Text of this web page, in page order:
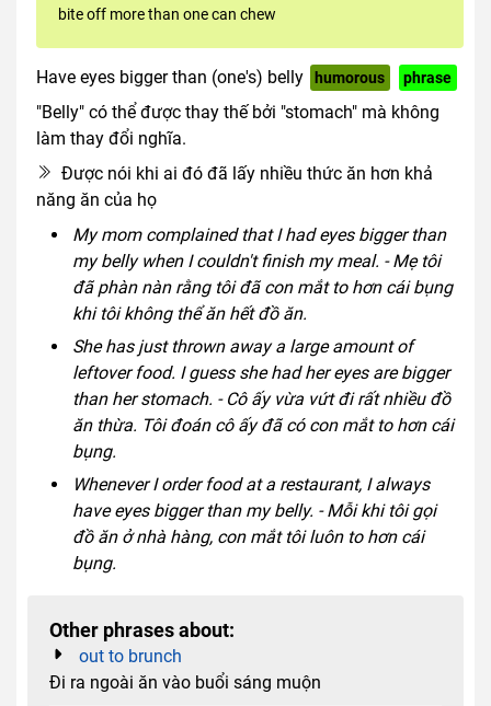
bite off more than one can chew
Have eyes bigger than (one's) belly humorous phrase
"Belly" có thể được thay thế bởi "stomach" mà không
làm thay đổi nghĩa.
Được nói khi ai đó đã lấy nhiều thức ăn hơn khả
năng ăn của họ
My mom complained that I had eyes bigger than
my belly when I couldn't finish my meal. - Mẹ tôi
đã phàn nàn rằng tôi đã con mắt to hơn cái bụng
khi tôi không thể ăn hết đồ ăn.
She has just thrown away a large amount of
leftover food. I guess she had her eyes are bigger
than her stomach. - Cô ấy vừa vứt đi rất nhiều đồ
ăn thừa. Tôi đoán cô ấy đã có con mắt to hơn cái
bụng.
Whenever I order food at a restaurant, I always
have eyes bigger than my belly. - Mỗi khi tôi gọi
đồ ăn ở nhà hàng, con mắt tôi luôn to hơn cái
bụng.
Other phrases about:
out to brunch
Đi ra ngoài ăn vào buổi sáng muộn